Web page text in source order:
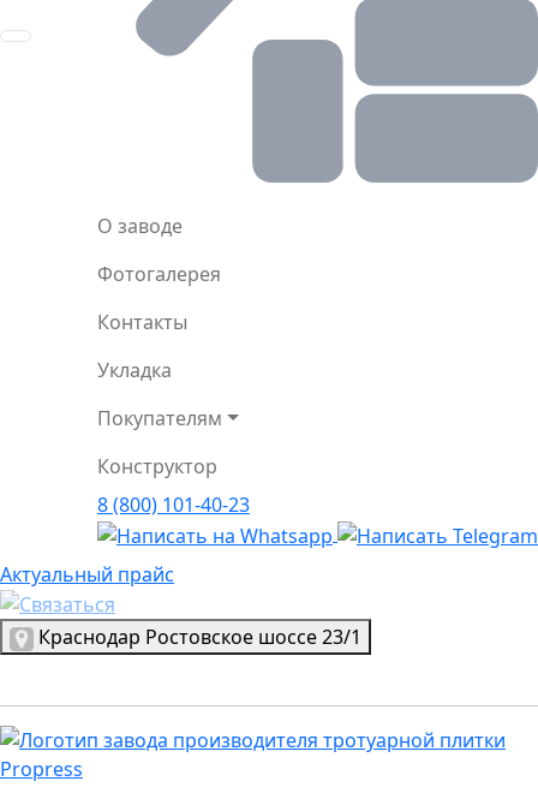
Toggle navigation
О заводе
Фотогалерея
Контакты
Укладка
Покупателям
Конструктор
8 (800) 101-40-23
Актуальный прайс
Актуальный прайс
Выбрать город
Краснодар Ростовское шоссе 23/1
Логотип, переход на главную страницу